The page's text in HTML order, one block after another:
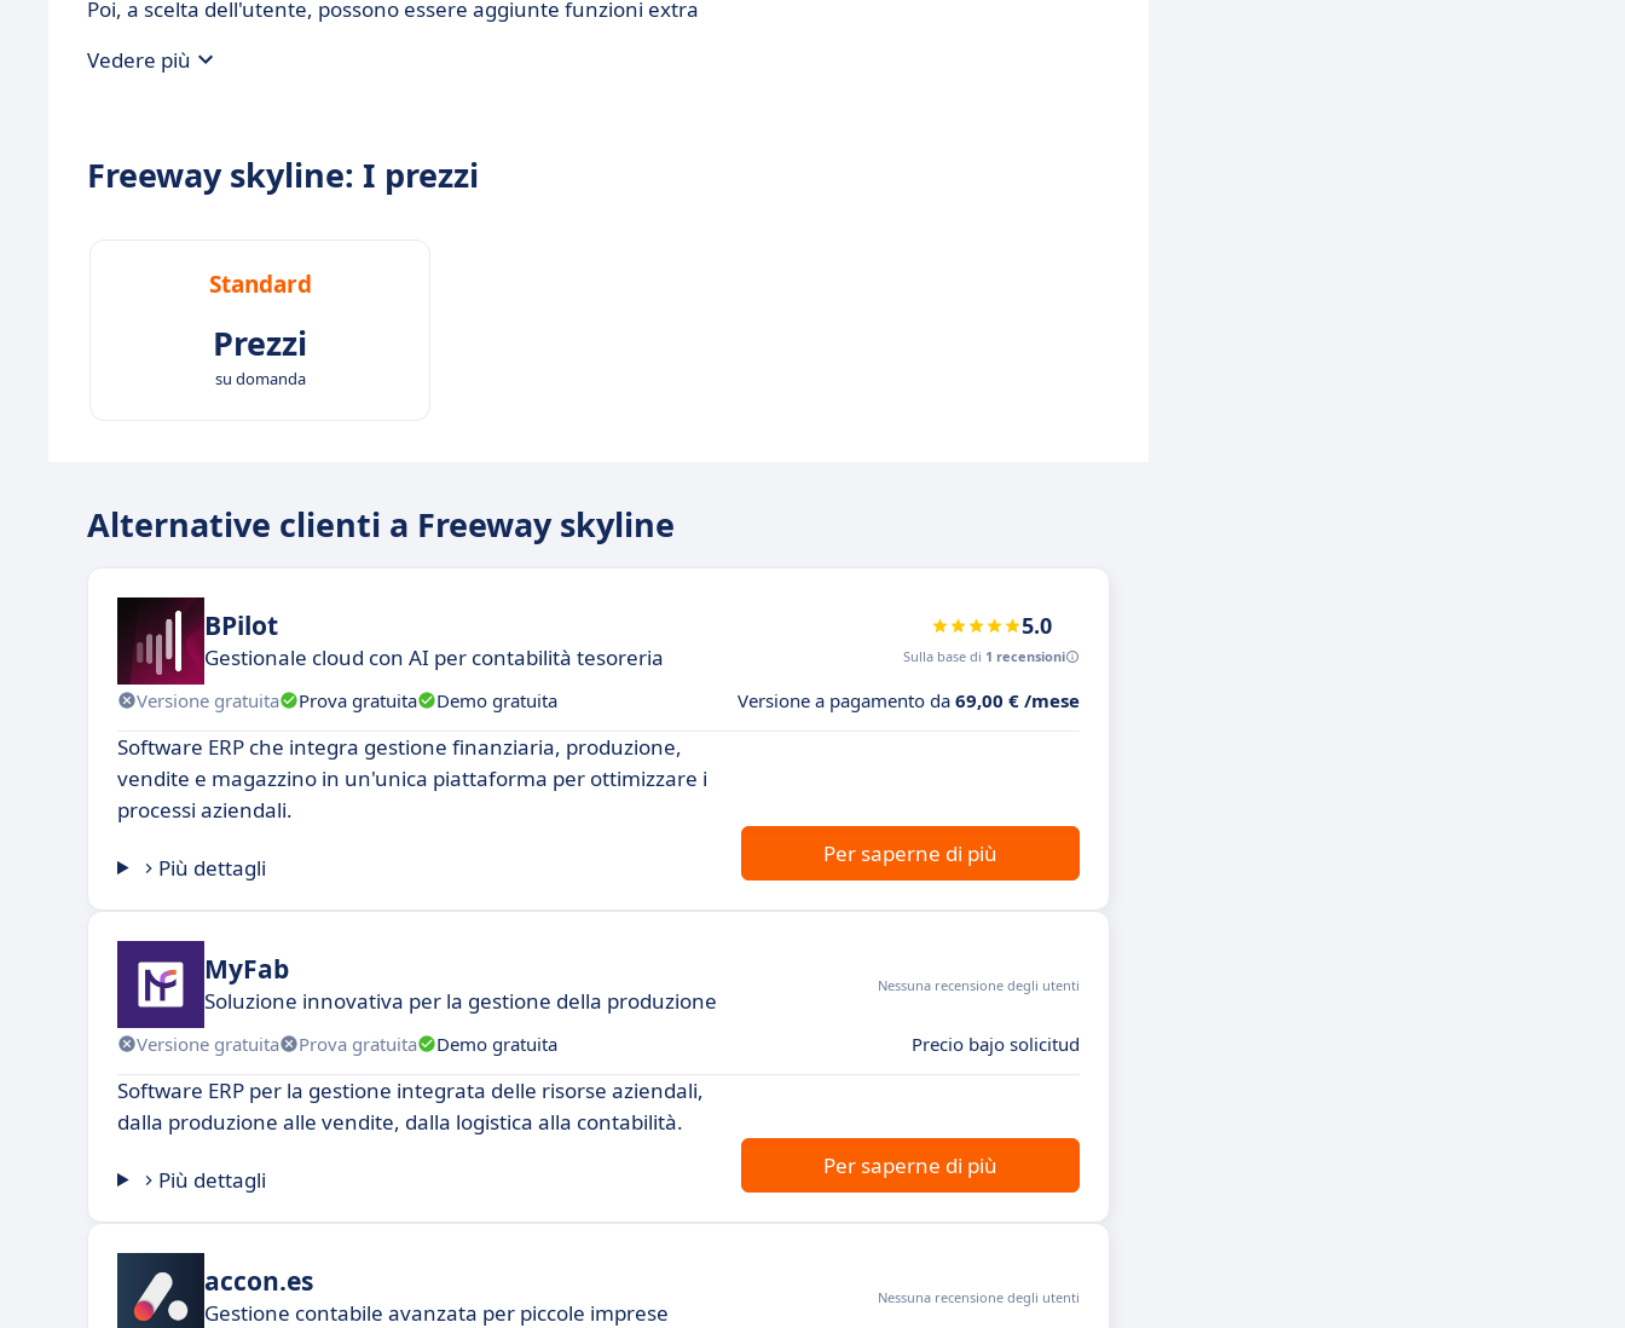
Poi, a scelta dell'utente, possono essere aggiunte funzioni extra
Vedere più
Freeway skyline: I prezzi
Standard
Prezzi
su domanda
Alternative clienti a Freeway skyline
BPilot
Gestionale cloud con AI per contabilità tesoreria
5.0
Sulla base di 1 recensioni
Versione gratuita Prova gratuita Demo gratuita Versione a pagamento da 69,00 € /mese
Software ERP che integra gestione finanziaria, produzione,
vendite e magazzino in un'unica piattaforma per ottimizzare i
processi aziendali.
Più dettagli
Per saperne di più
MyFab
Soluzione innovativa per la gestione della produzione
Nessuna recensione degli utenti
Versione gratuita Prova gratuita Demo gratuita Precio bajo solicitud
Software ERP per la gestione integrata delle risorse aziendali,
dalla produzione alle vendite, dalla logistica alla contabilità.
Più dettagli
Per saperne di più
accon.es
Gestione contabile avanzata per piccole imprese
Nessuna recensione degli utenti